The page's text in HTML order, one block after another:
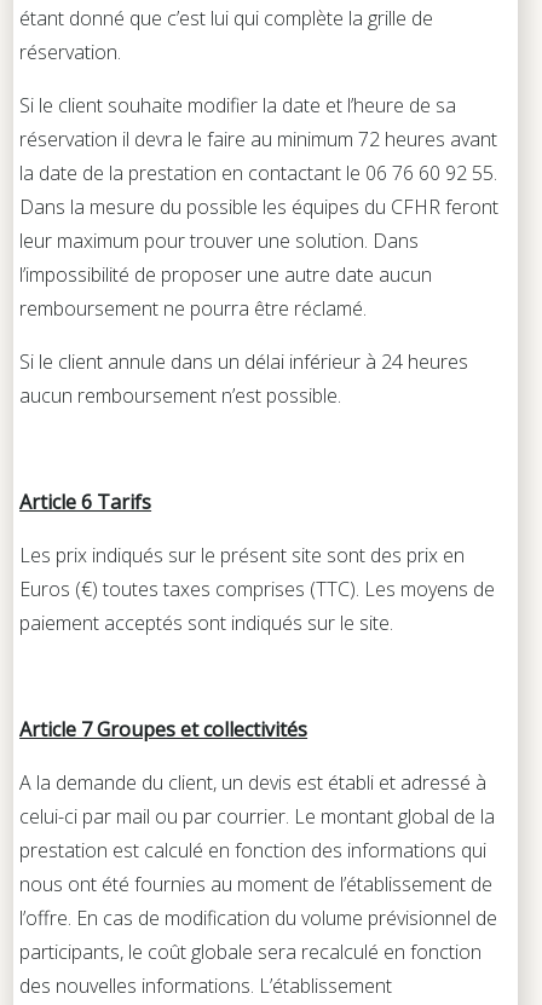
étant donné que c’est lui qui complète la grille de
réservation.
Si le client souhaite modifier la date et l’heure de sa
réservation il devra le faire au minimum 72 heures avant
la date de la prestation en contactant le 06 76 60 92 55.
Dans la mesure du possible les équipes du CFHR feront
leur maximum pour trouver une solution. Dans
l’impossibilité de proposer une autre date aucun
remboursement ne pourra être réclamé.
Si le client annule dans un délai inférieur à 24 heures
aucun remboursement n’est possible.
Article 6 Tarifs
Les prix indiqués sur le présent site sont des prix en
Euros (€) toutes taxes comprises (TTC). Les moyens de
paiement acceptés sont indiqués sur le site.
Article 7 Groupes et collectivités
A la demande du client, un devis est établi et adressé à
celui-ci par mail ou par courrier. Le montant global de la
prestation est calculé en fonction des informations qui
nous ont été fournies au moment de l’établissement de
l’offre. En cas de modification du volume prévisionnel de
participants, le coût globale sera recalculé en fonction
des nouvelles informations. L’établissement